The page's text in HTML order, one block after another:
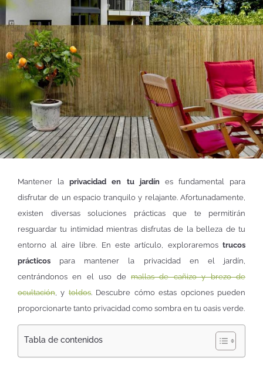
Mantener laprivacidad en tu jardínes fundamental para
disfrutar de un espacio tranquilo y relajante. Afortunadamente,
existen diversas soluciones prácticas que te permitirán
resguardar tu intimidad mientras disfrutas de la belleza de tu
entorno al aire libre. En este artículo, exploraremos trucos
prácticos para mantener la privacidad en el jardín,
centrándonos en el uso de mallas de cañizo y brezo de
ocultación , ytoldos. Descubre cómo estas opciones pueden
proporcionarte tanto privacidad como sombra en tu oasis verde.
Tabla de contenidos